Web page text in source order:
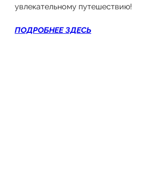
увлекательному путешествию!
ПОДРОБНЕЕ ЗДЕСЬ